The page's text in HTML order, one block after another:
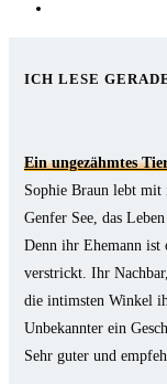
ICH LESE
Ein ungezähmtes
Sophie Braun lebt mit
Genfer See, das
Denn ihr Ehemann ist
verstrickt. Ihr
die intimsten Winkel
Unbekannter ein
Sehr guter und